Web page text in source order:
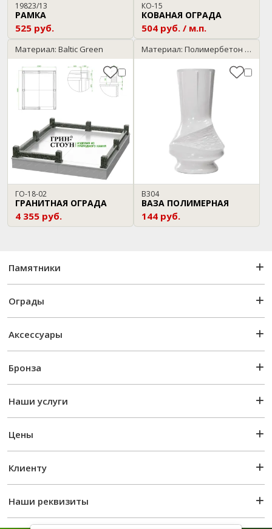
19823/13
РАМКА
525 руб.
КО-15
КОВАНАЯ ОГРАДА
504 руб. / м.п.
Материал: Baltic Green
ГО-18-02
ГРАНИТНАЯ ОГРАДА
4 355 руб.
Материал: Полимербетон / мрамор
В304
ВАЗА ПОЛИМЕРНАЯ
144 руб.
Памятники
Ограды
Аксессуары
Бронза
Наши услуги
Цены
Клиенту
Наши реквизиты